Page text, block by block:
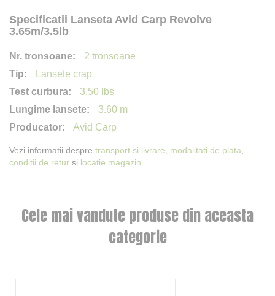
Specificatii Lanseta Avid Carp Revolve
3.65m/3.5lb
2 tronsoane
Lansete crap
3.50 lbs
3.60 m
Avid Carp
Vezi informatii despre transport si livrare, modalitati de plata
conditii de retur si locatie magazin
Cele mai vandute produse din aceasta
categorie